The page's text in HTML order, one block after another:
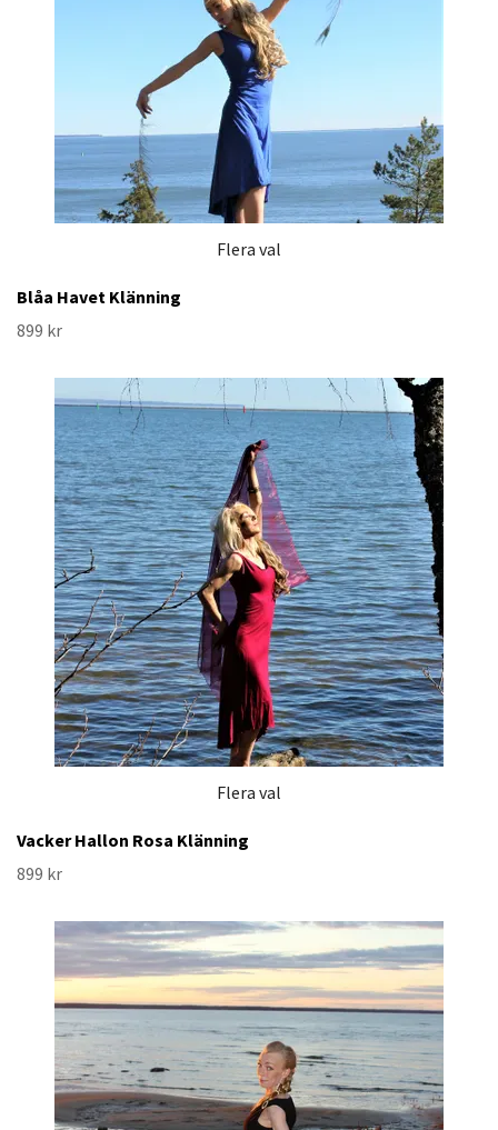
Flera val
Blåa Havet Klänning
899 kr
Flera val
Vacker Hallon Rosa Klänning
899 kr